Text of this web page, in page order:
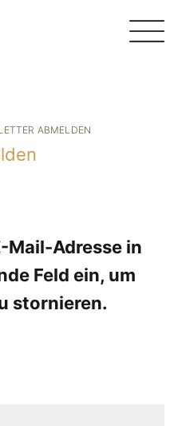
ABMELDEN
Mail-Adresse in
Feld ein, um
stornieren.